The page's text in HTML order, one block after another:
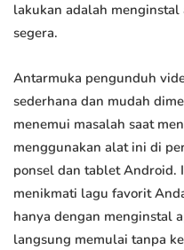
lakukan adalah
segera.
Antarmuka pengunduh
sederhana dan mudah
menemui masalah saat
menggunakan alat ini di
ponsel dan tablet Android.
menikmati lagu favorit
hanya dengan menginstal
langsung memulai tanpa